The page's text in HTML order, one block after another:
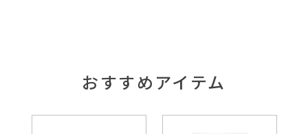
おすすめアイテム